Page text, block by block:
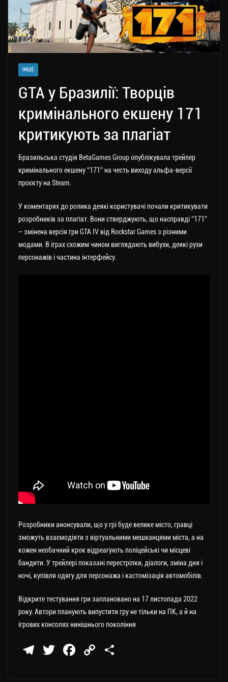
ІНШЕ
GTA у Бразилії: Творців
кримінального екшену 171
критикують за плагіат
Бразильська студія BetaGames Group опублікувала трейлер
кримінального екшену “171” на честь виходу альфа-версії
проєкту на Steam.
У коментарях до ролика деякі користувачі почали критикувати
розробників за плагіат. Вони стверджують, що насправді “171”
– змінена версія гри GTA IV від Rockstar Games з різними
модами. В іграх схожим чином виглядають вибухи, деякі рухи
персонажів і частина інтерфейсу.
Розробники анонсували, що у грі буде велике місто, гравці
зможуть взаємодіяти з віртуальними мешканцями міста, а на
кожен необачний крок відреагують поліцейські чи місцеві
бандити. У трейлері показані перестрілки, діалоги, зміна дня і
ночі, купівля одягу для персонажа і кастомізація автомобілів.
Відкрите тестування гри заплановано на 17 листопада 2022
року. Автори планують випустити гру не тільки на ПК, а й на
ігрових консолях нинішнього покоління
Te
T
Fa
C